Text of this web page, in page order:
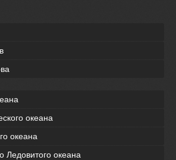
океана
океана
Ледовитого океана